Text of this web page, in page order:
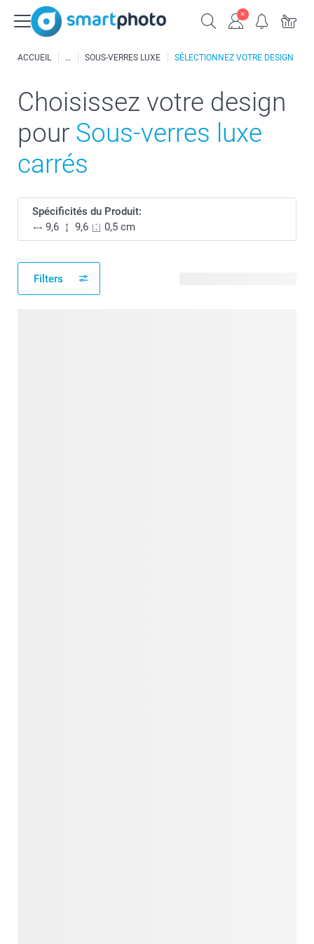
ACCUEIL SOUS-VERRES LUXE SÉLECTIONNEZ VOTRE DESIGN
Choisissez votre design
pour Sous-verres luxe
carrés
Spécificités du Produit:
9,6
9,6 0,5 cm
Filters